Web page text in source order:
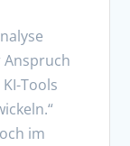
Anspruch
Tools
im